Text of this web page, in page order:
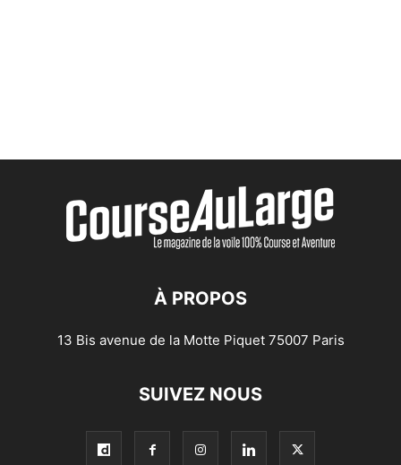
À PROPOS
13 Bis avenue de la Motte Piquet 75007 Paris
SUIVEZ NOUS